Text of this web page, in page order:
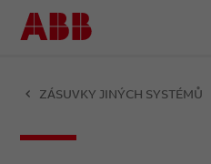
ZÁSUVKY JINÝCH SYSTÉMŮ